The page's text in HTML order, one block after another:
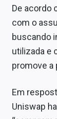
De acordo
com o
buscando
utilizada e
promove a
Em
Uniswap